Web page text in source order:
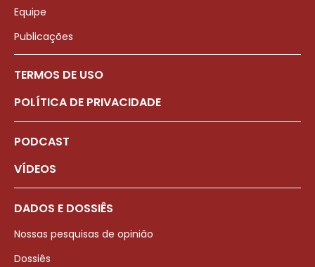
Equipe
Publicações
TERMOS DE USO
POLÍTICA DE PRIVACIDADE
PODCAST
VÍDEOS
DADOS E DOSSIÊS
Nossas pesquisas de opinião
Dossiês